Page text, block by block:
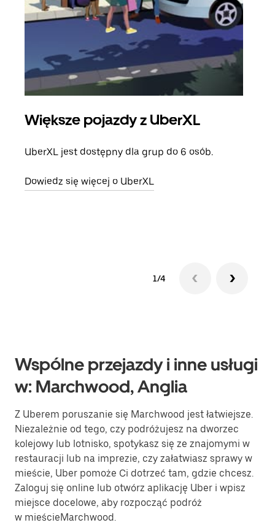
Większe pojazdy z UberXL
UberXL jest dostępny dla grup do 6 osób.
Dowiedz się więcej o UberXL
1/4
Wspólne przejazdy i inne usługi
w: Marchwood, Anglia
Z Uberem poruszanie się Marchwood jest łatwiejsze.
Niezależnie od tego, czy podróżujesz na dworzec
kolejowy lub lotnisko, spotykasz się ze znajomymi w
restauracji lub na imprezie, czy załatwiasz sprawy w
mieście, Uber pomoże Ci dotrzeć tam, gdzie chcesz.
Zaloguj się online lub otwórz aplikację Uber i wpisz
miejsce docelowe, aby rozpocząć podróż
w mieścieMarchwood.